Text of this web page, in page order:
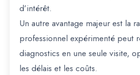
d’intérêt.
Un autre avantage majeur est la
professionnel expérimenté peut
diagnostics en une seule visite,
les délais et les coûts.